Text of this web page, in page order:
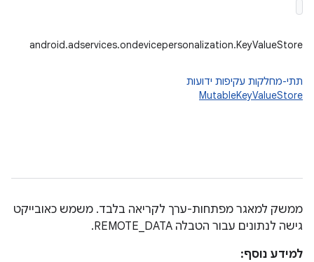
android.adservices.ondevicepersonalization.KeyValueStore
תתי-מחלקות עקיפות ידועות
MutableKeyValueStore
ממשק למאגר מפתחות-ערך לקריאה בלבד. משמש כאובייקט
גישה לנתונים עבור הטבלה REMOTE_DATA.
למידע נוסף: